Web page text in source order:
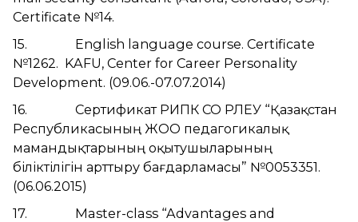
Certificate №14.
15. English language course. Certificate
№1262. KAFU, Center for Career Personality
Development. (09.06.-07.07.2014)
16. Сертификат РИПК СО ӨРЛЕУ “Қазақстан
Республикасының ЖОО педагогикалық
мамандықтарының оқытушыларының
біліктілігін арттыру бағдарламасы” №0053351.
(06.06.2015)
17. Master-class “Advantages and